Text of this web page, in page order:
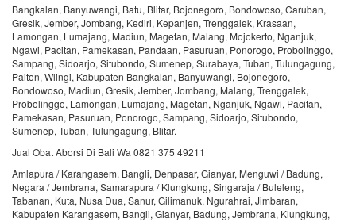
Bangkalan, Banyuwangi, Batu, Blitar, Bojonegoro, Bondowoso, Caruban,
Gresik, Jember, Jombang, Kediri, Kepanjen, Trenggalek, Krasaan,
Lamongan, Lumajang, Madiun, Magetan, Malang, Mojokerto, Nganjuk,
Ngawi, Pacitan, Pamekasan, Pandaan, Pasuruan, Ponorogo, Probolinggo,
Sampang, Sidoarjo, Situbondo, Sumenep, Surabaya, Tuban, Tulungagung,
Paiton, Wlingi, Kabupaten Bangkalan, Banyuwangi, Bojonegoro,
Bondowoso, Madiun, Gresik, Jember, Jombang, Malang, Trenggalek,
Probolinggo, Lamongan, Lumajang, Magetan, Nganjuk, Ngawi, Pacitan,
Pamekasan, Pasuruan, Ponorogo, Sampang, Sidoarjo, Situbondo,
Sumenep, Tuban, Tulungagung, Blitar.
Jual Obat Aborsi Di Bali Wa 0821 375 49211
Amlapura / Karangasem, Bangli, Denpasar, Gianyar, Menguwi / Badung,
Negara / Jembrana, Samarapura / Klungkung, Singaraja / Buleleng,
Tabanan, Kuta, Nusa Dua, Sanur, Gilimanuk, Ngurahrai, Jimbaran,
Kabupaten Karangasem, Bangli, Gianyar, Badung, Jembrana, Klungkung,